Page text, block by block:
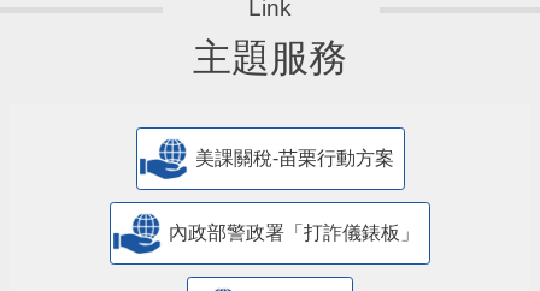
主題服務
美課關稅-苗栗行動方案
內政部警政署「打詐儀錶板」